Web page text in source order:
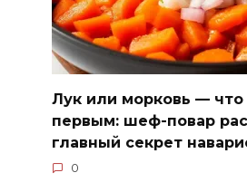
Лук или морковь — что
первым: шеф-повар
главный секрет
0